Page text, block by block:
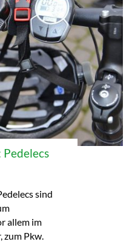
sind
allem im
zum Pkw.